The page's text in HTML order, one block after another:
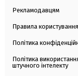
Рекламодавцям
Правила користування
Політика
Політика
штучного інтелекту